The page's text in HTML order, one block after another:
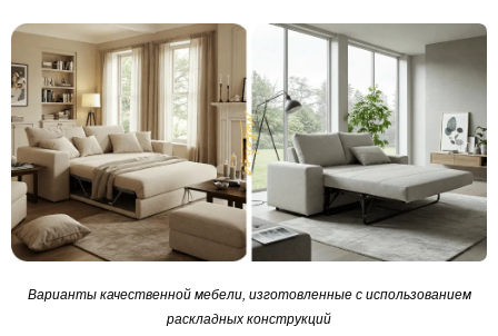
Варианты качественной мебели, изготовленные с использованием
раскладных конструкций